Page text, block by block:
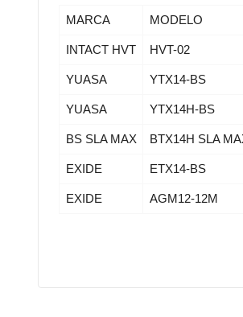
MARCA MODELO
INTACT HVT HVT-02
YUASA YTX14-BS
YUASA YTX14H-BS
BS SLA MAX BTX14H SLA
EXIDE ETX14-BS
EXIDE AGM12-12M